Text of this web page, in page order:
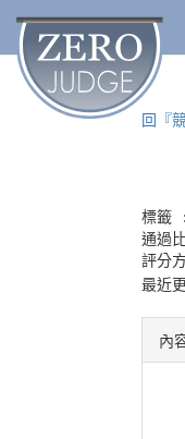
回『
標籤 :
通過
評分
最近
內